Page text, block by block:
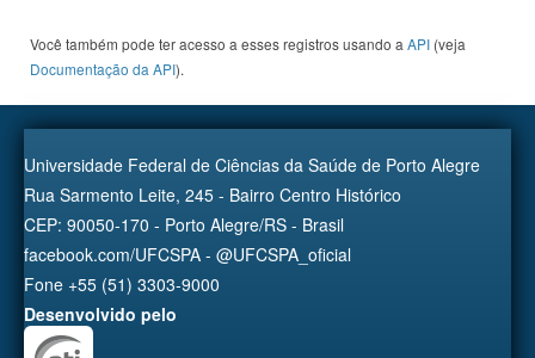
Você também pode ter acesso a esses registros usando a API (veja
Documentação da API).
Universidade Federal de Ciências da Saúde de Porto Alegre
Rua Sarmento Leite, 245 - Bairro Centro Histórico
CEP: 90050-170 - Porto Alegre/RS - Brasil
facebook.com/UFCSPA - @UFCSPA_oficial
Fone +55 (51) 3303-9000
Desenvolvido pelo